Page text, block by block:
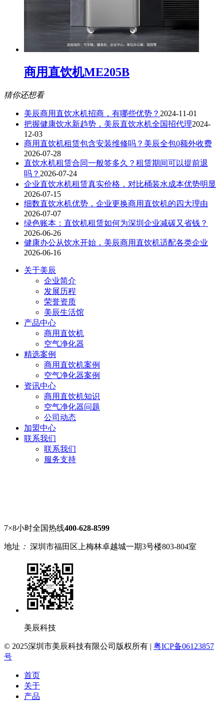
商用直饮机ME205B
猜你还想看
美辰商用直饮水机招商，有哪些优势？ 2024-11-01
把握健康饮水新趋势，美辰直饮水机全国招代理2024-
12-03
商用直饮机租赁包含安装维修吗？美辰全包0额外收费
2026-07-28
直饮水机租赁合同一般签多久？租赁期间可以提前退
吗？ 2026-07-24
企业直饮水机租赁真实价格，对比桶装水成本优势明显
2026-07-15
细数直饮水机优势，企业更换商用直饮机的四大理由
2026-07-07
绿色账本：直饮机租赁如何为深圳企业减碳又省钱？
2026-06-26
健康办公从饮水开始，美辰商用直饮机适配各类企业
2026-06-16
关于美辰
企业简介
发展历程
荣誉资质
美辰生活馆
产品中心
商用直饮机
空气净化器
精选案例
商用直饮机案例
空气净化器案例
资讯中心
商用直饮机知识
空气净化器问题
公司动态
加盟中心
联系我们
联系我们
服务支持
7×8小时全国热线400-628-8599
地址 ： 深圳市福田区上梅林卓越城一期3号楼803-804室
美辰科技
© 2025深圳市美辰科技有限公司版权所有 | 粤ICP备06123857
号
首页
关于
产品